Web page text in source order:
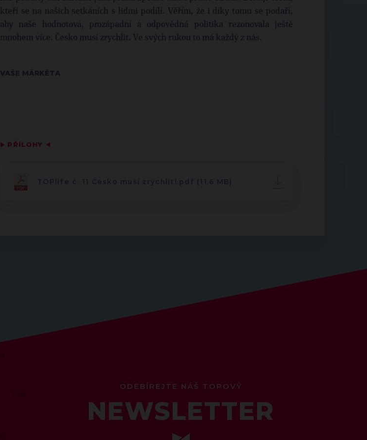
kteří se na našich setkáních s lidmi podílí. Věřím, že i díky tomu se podaří,
aby naše hodnotová, prozápadní a odpovědná politika rezonovala ještě
mnohem více. Česko musí zrychlit. Ve svých rukou to má každý z nás.
VAŠE MÁRKÉTA
▶ PŘÍLOHY ◀
ODEBÍREJTE NÁŠ TOPOVÝ
NEWSLETTER